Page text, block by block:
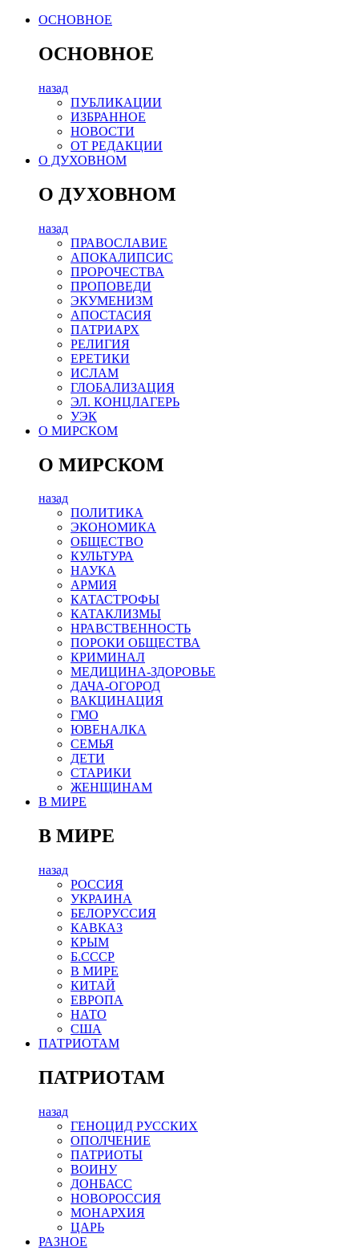
ОСНОВНОЕ
ОСНОВНОЕ
назад
ПУБЛИКАЦИИ
ИЗБРАННОЕ
НОВОСТИ
ОТ РЕДАКЦИИ
О ДУХОВНОМ
О ДУХОВНОМ
назад
ПРАВОСЛАВИЕ
АПОКАЛИПСИС
ПРОРОЧЕСТВА
ПРОПОВЕДИ
ЭКУМЕНИЗМ
АПОСТАСИЯ
ПАТРИАРХ
РЕЛИГИЯ
ЕРЕТИКИ
ИСЛАМ
ГЛОБАЛИЗАЦИЯ
ЭЛ. КОНЦЛАГЕРЬ
УЭК
О МИРСКОМ
О МИРСКОМ
назад
ПОЛИТИКА
ЭКОНОМИКА
ОБЩЕСТВО
КУЛЬТУРА
НАУКА
АРМИЯ
КАТАСТРОФЫ
КАТАКЛИЗМЫ
НРАВСТВЕННОСТЬ
ПОРОКИ ОБЩЕСТВА
КРИМИНАЛ
МЕДИЦИНА-ЗДОРОВЬЕ
ДАЧА-ОГОРОД
ВАКЦИНАЦИЯ
ГМО
ЮВЕНАЛКА
СЕМЬЯ
ДЕТИ
СТАРИКИ
ЖЕНЩИНАМ
В МИРЕ
В МИРЕ
назад
РОСCИЯ
УКРАИНА
БЕЛОРУССИЯ
КАВКАЗ
КРЫМ
Б.СССР
В МИРЕ
КИТАЙ
ЕВРОПА
НАТО
США
ПАТРИОТАМ
ПАТРИОТАМ
назад
ГЕНОЦИД РУССКИХ
ОПОЛЧЕНИЕ
ПАТРИОТЫ
ВОИНУ
ДОНБАСС
НОВОРОССИЯ
МОНАРХИЯ
ЦАРЬ
РАЗНОЕ